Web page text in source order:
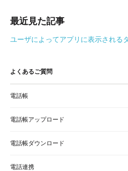
最近見た記事
ユーザによってアプリに表示される
よくあるご質問
電話帳
電話帳アップロード
電話帳ダウンロード
電話連携